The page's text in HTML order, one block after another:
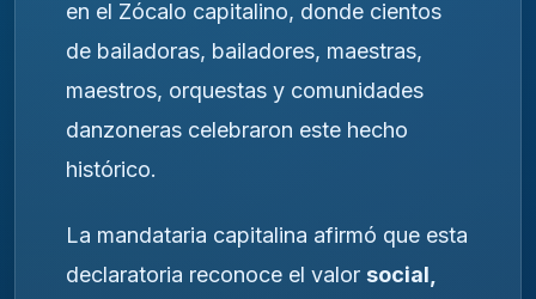
en el Zócalo capitalino, donde cientos
de bailadoras, bailadores, maestras,
maestros, orquestas y comunidades
danzoneras celebraron este hecho
histórico.
La mandataria capitalina afirmó que esta
declaratoria reconoce el valor social,